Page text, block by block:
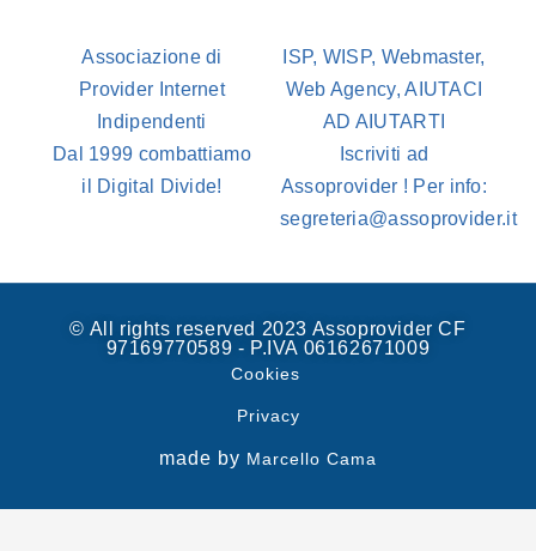
Associazione di
Provider Internet
Indipendenti
Dal 1999 combattiamo
il Digital Divide!
ISP, WISP, Webmaster,
Web Agency, AIUTACI
AD AIUTARTI
Iscriviti ad
Assoprovider ! Per info:
segreteria@assoprovider.it
© All rights reserved 2023 Assoprovider CF
97169770589 - P.IVA 06162671009
Cookies
Privacy
made by Marcello Cama